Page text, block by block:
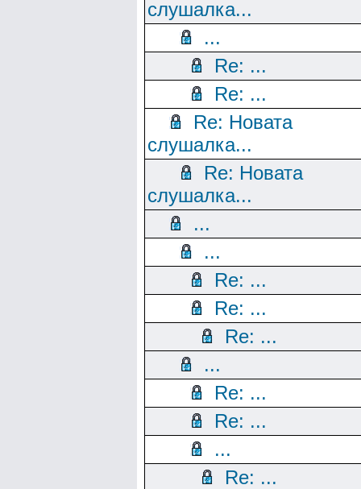
слушалка...
...
Re: ...
Re: ...
Re: Новата
слушалка...
Re: Новата
слушалка...
...
...
Re: ...
Re: ...
Re: ...
...
Re: ...
Re: ...
...
Re: ...